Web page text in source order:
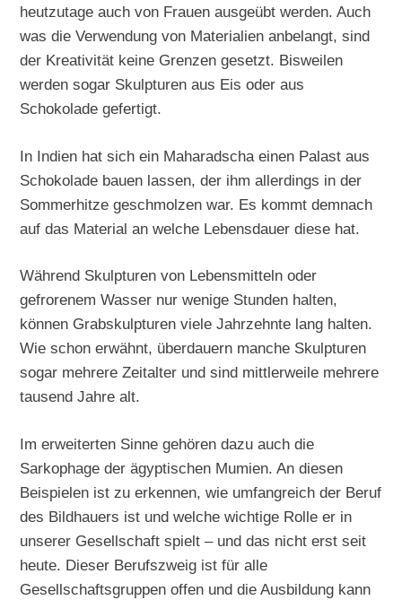
heutzutage auch von Frauen ausgeübt werden. Auch
was die Verwendung von Materialien anbelangt, sind
der Kreativität keine Grenzen gesetzt. Bisweilen
werden sogar Skulpturen aus Eis oder aus
Schokolade gefertigt.
In Indien hat sich ein Maharadscha einen Palast aus
Schokolade bauen lassen, der ihm allerdings in der
Sommerhitze geschmolzen war. Es kommt demnach
auf das Material an welche Lebensdauer diese hat.
Während Skulpturen von Lebensmitteln oder
gefrorenem Wasser nur wenige Stunden halten,
können Grabskulpturen viele Jahrzehnte lang halten.
Wie schon erwähnt, überdauern manche Skulpturen
sogar mehrere Zeitalter und sind mittlerweile mehrere
tausend Jahre alt.
Im erweiterten Sinne gehören dazu auch die
Sarkophage der ägyptischen Mumien. An diesen
Beispielen ist zu erkennen, wie umfangreich der Beruf
des Bildhauers ist und welche wichtige Rolle er in
unserer Gesellschaft spielt – und das nicht erst seit
heute. Dieser Berufszweig ist für alle
Gesellschaftsgruppen offen und die Ausbildung kann